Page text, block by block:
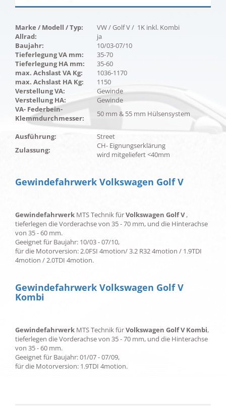
Marke / Modell / Typ:
VW / Golf V / 1K inkl. Kombi
Allrad:
ja
Baujahr:
10/03-07/10
Tieferlegung VA mm:
35-70
Tieferlegung HA mm:
35-60
max. Achslast VA Kg:
1036-1170
max. Achslast HA Kg:
1150
Verstellung VA:
Gewinde
Verstellung HA:
Gewinde
VA- Federbein-
Klemmdurchmesser:
50 mm & 55 mm Hülsensystem
Ausführung:
Street
Zulassung:
CH- Eignungserklärung
wird mitgeliefert <40mm
Gewindefahrwerk Volkswagen Golf V
Gewindefahrwerk MTS Technik fürVolkswagen Golf V,
tieferlegen die Vorderachse von 35 - 70 mm, und die Hinterachse
von 35 - 60 mm.
Geeignet für Baujahr: 10/03 - 07/10,
für die Motorversion: 2.0FSI 4motion/ 3.2 R32 4motion / 1.9TDI
4motion / 2.0TDI 4motion.
Gewindefahrwerk Volkswagen Golf V
Kombi
Gewindefahrwerk MTS Technik fürVolkswagen Golf V Kombi,
tieferlegen die Vorderachse von 35 - 70 mm, und die Hinterachse
von 35 - 60 mm.
Geeignet für Baujahr: 01/07 - 07/09,
für die Motorversion: 1.9TDI 4motion.